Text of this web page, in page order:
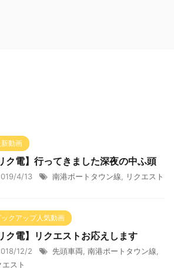
動画
リク電】行ってきました深夜の中ふ頭
4/13 南港ポートタウン線 リクエスト
ックアップ人気動画
ク電】リクエストお応えします
12/2 先頭車両 南港ポートタウン線
エスト